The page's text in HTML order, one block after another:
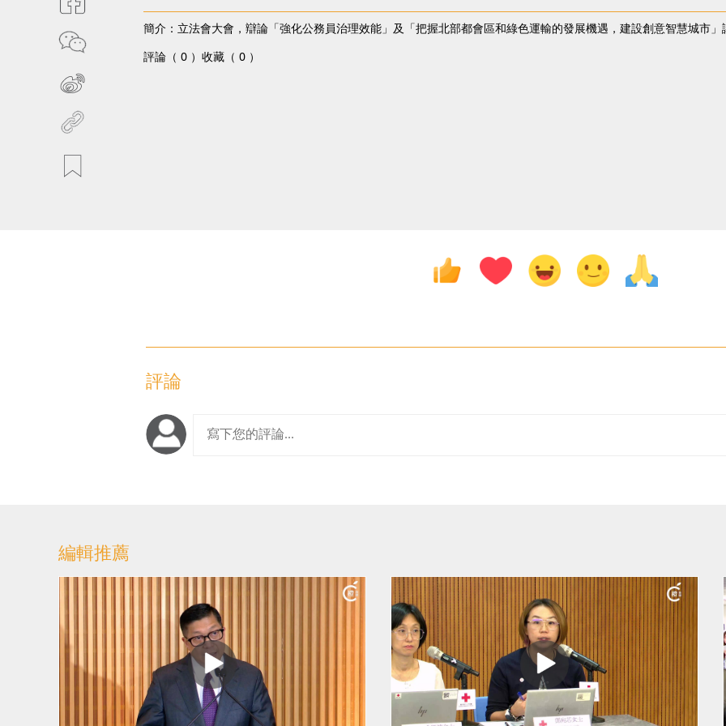
簡介：立法會大會，辯論「強化公務員治理效能」及「把握北部都會區和綠色運輸的發展機遇，建設創意智慧城市」
評論（ 0 ） 收藏（ 0 ）
評論
編輯推薦